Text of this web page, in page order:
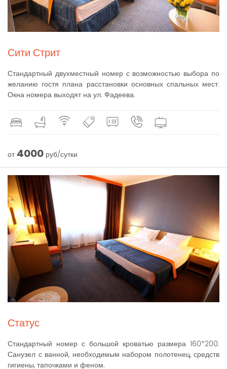
Сити Стрит
Стандартный двухместный номер с возможностью выбора по
желанию гостя плана расстановки основных спальных мест.
Окна номера выходят на ул. Фадеева.
от 4000 руб/сутки
Статус
Стандартный номер с большой кроватью размера 160*200.
Санузел с ванной, необходимым набором полотенец, средств
гигиены, тапочками и феном.